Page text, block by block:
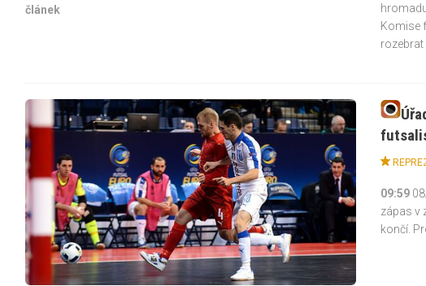
článek
Komise
rozebrat
09:59
zápas v
končí.